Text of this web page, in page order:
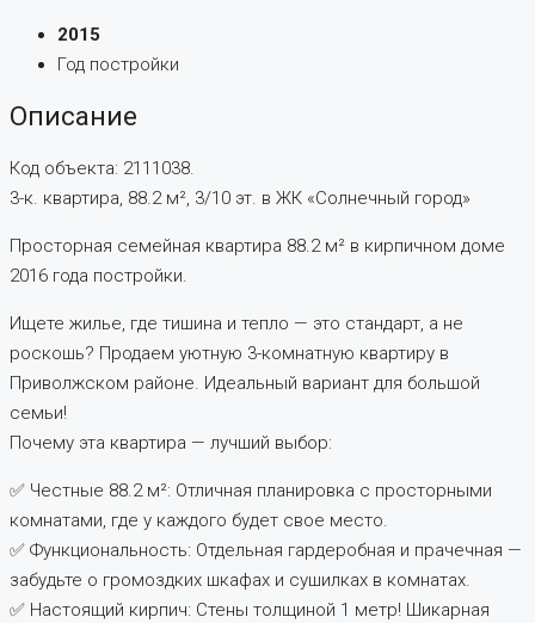
2015
Год постройки
Описание
Код объекта: 2111038.
3-к. квартира, 88.2 м², 3/10 эт. в ЖК «Солнечный город»
Просторная семейная квартира 88.2 м² в кирпичном доме
2016 года постройки.
Ищете жилье, где тишина и тепло — это стандарт, а не
роскошь? Продаем уютную 3-комнатную квартиру в
Приволжском районе. Идеальный вариант для большой
семьи!
Почему эта квартира — лучший выбор:
✅ Честные 88.2 м²: Отличная планировка с просторными
комнатами, где у каждого будет свое место.
✅ Функциональность: Отдельная гардеробная и прачечная —
забудьте о громоздких шкафах и сушилках в комнатах.
✅ Настоящий кирпич: Стены толщиной 1 метр! Шикарная